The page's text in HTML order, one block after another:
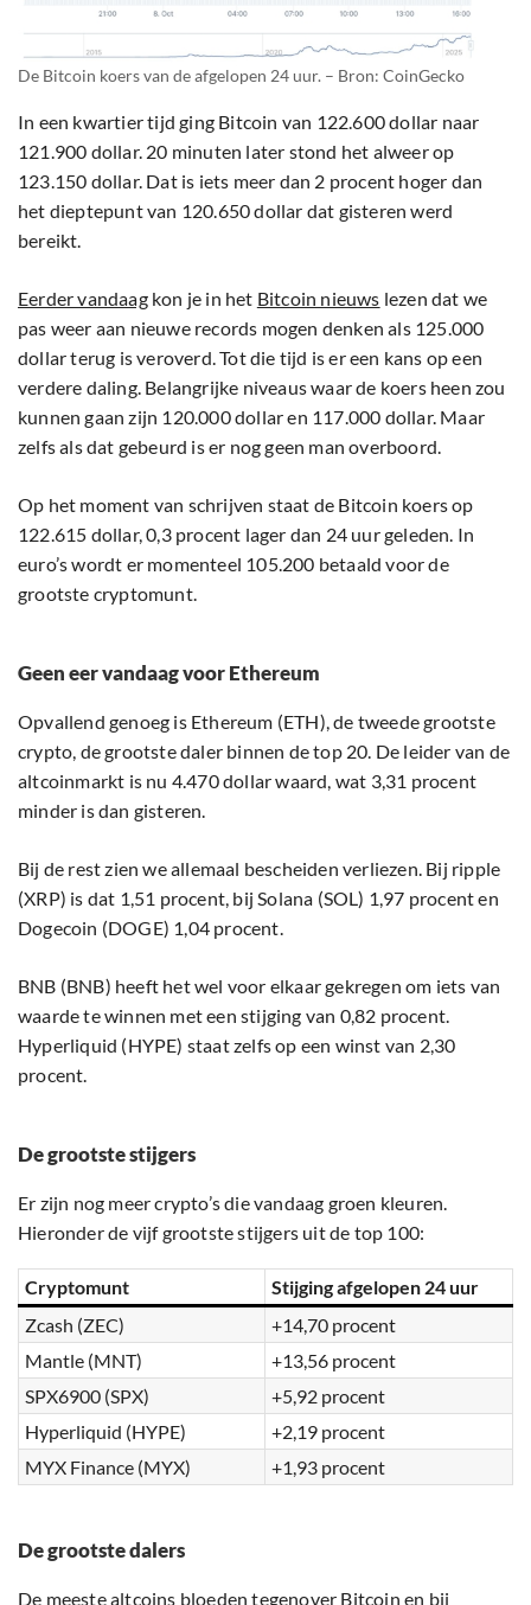
De Bitcoin koers van de afgelopen 24 uur. – Bron: CoinGecko
In een kwartier tijd ging Bitcoin van 122.600 dollar naar
121.900 dollar. 20 minuten later stond het alweer op
123.150 dollar. Dat is iets meer dan 2 procent hoger dan
het dieptepunt van 120.650 dollar dat gisteren werd
bereikt.
Eerder vandaagkon je in het Bitcoin nieuws lezen dat we
pas weer aan nieuwe records mogen denken als 125.000
dollar terug is veroverd. Tot die tijd is er een kans op een
verdere daling. Belangrijke niveaus waar de koers heen zou
kunnen gaan zijn 120.000 dollar en 117.000 dollar. Maar
zelfs als dat gebeurd is er nog geen man overboord.
Op het moment van schrijven staat de Bitcoin koers op
122.615 dollar, 0,3 procent lager dan 24 uur geleden. In
euro’s wordt er momenteel 105.200 betaald voor de
grootste cryptomunt.
Geen eer vandaag voor Ethereum
Opvallend genoeg is Ethereum (ETH), de tweede grootste
crypto, de grootste daler binnen de top 20. De leider van de
altcoinmarkt is nu 4.470 dollar waard, wat 3,31 procent
minder is dan gisteren.
Bij de rest zien we allemaal bescheiden verliezen. Bij ripple
(XRP) is dat 1,51 procent, bij Solana (SOL) 1,97 procent en
Dogecoin (DOGE) 1,04 procent.
BNB (BNB) heeft het wel voor elkaar gekregen om iets van
waarde te winnen met een stijging van 0,82 procent.
Hyperliquid (HYPE) staat zelfs op een winst van 2,30
procent.
De grootste stijgers
Er zijn nog meer crypto’s die vandaag groen kleuren.
Hieronder de vijf grootste stijgers uit de top 100:
Cryptomunt
Stijging afgelopen 24 uur
Zcash (ZEC)
+14,70 procent
Mantle (MNT)
+13,56 procent
SPX6900 (SPX)
+5,92 procent
Hyperliquid (HYPE)
+2,19 procent
MYX Finance (MYX)
+1,93 procent
De grootste dalers
De meeste altcoins bloeden tegenover Bitcoin en bij